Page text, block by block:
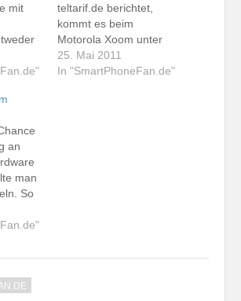
mit
einer
in
teltarif.de berichtet,
kommt es beim
Motorola Xoom unter
anderem zum Problem,
dass das Tablet immer
25. Mai 2011
In "SmartPhoneFan.de"
an
man
So
ich
sehr